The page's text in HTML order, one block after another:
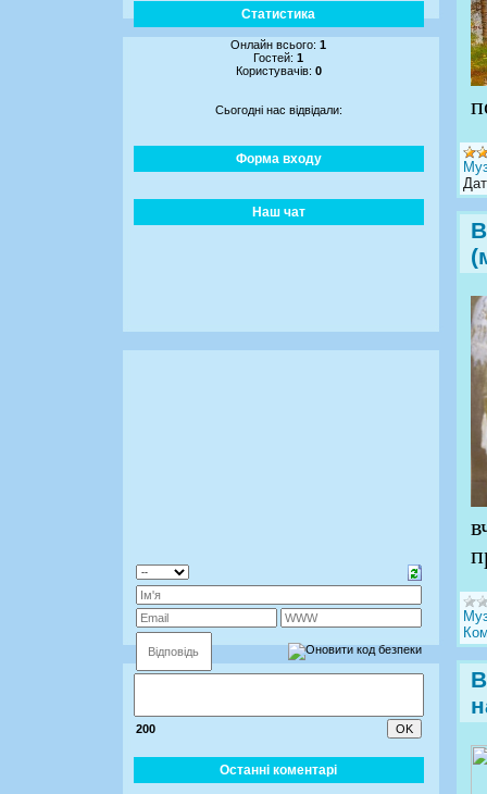
Статистика
Онлайн всього:1
Гостей:1
Користувачів: 0
Сьогодні нас відвідали:
Форма входу
Наш чат
200
Останні коментарі